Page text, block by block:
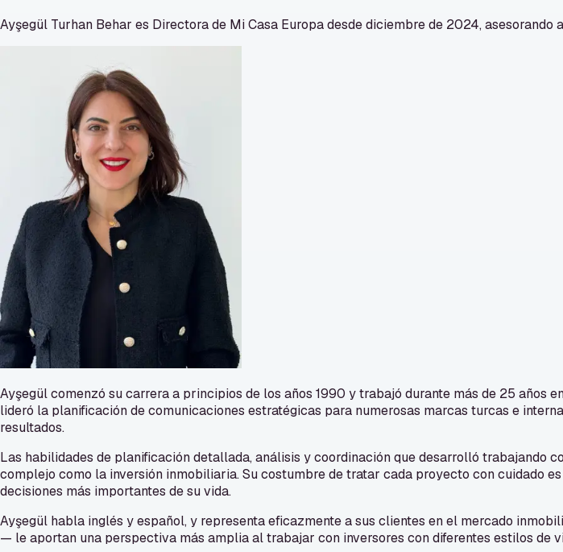
Ayşegül Turhan Behar es Directora de Mi Casa Europa desde diciembre de 2024,
Ayşegül comenzó su carrera a principios de los años 1990 y trabajó durante más de 25 años
lideró la planificación de comunicaciones estratégicas para numerosas marcas turcas e
resultados.
Las habilidades de planificación detallada, análisis y coordinación que desarrolló trabajando
complejo como la inversión inmobiliaria. Su costumbre de tratar cada proyecto con cuidado
decisiones más importantes de su vida.
Ayşegül habla inglés y español, y representa eficazmente a sus clientes en el mercado
— le aportan una perspectiva más amplia al trabajar con inversores con diferentes estilos de